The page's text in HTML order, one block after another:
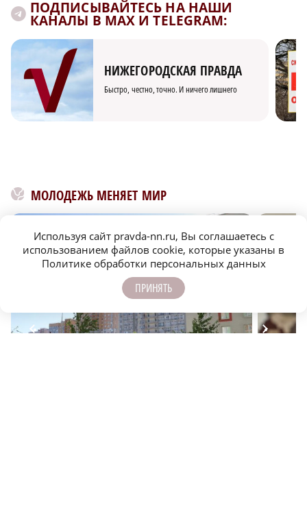
ПОДПИСЫВАЙТЕСЬ НА НАШИ
КАНАЛЫ В MAX И TELEGRAM:
НИЖЕГОРОДСКАЯ ПРАВДА
Быстро, честно, точно. И ничего лишнего
МОЛОДЕЖЬ МЕНЯЕТ МИР
Используя сайт pravda-nn.ru, Вы соглашаетесь с
использованием файлов cookie, которые указаны в
Политике обработки персональных данных
ПРИНЯТЬ